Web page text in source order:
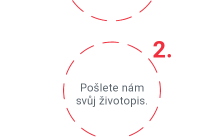
Pošlete nám
svůj životopis.